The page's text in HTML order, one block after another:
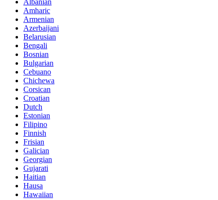
Albanian
Amharic
Armenian
Azerbaijani
Belarusian
Bengali
Bosnian
Bulgarian
Cebuano
Chichewa
Corsican
Croatian
Dutch
Estonian
Filipino
Finnish
Frisian
Galician
Georgian
Gujarati
Haitian
Hausa
Hawaiian